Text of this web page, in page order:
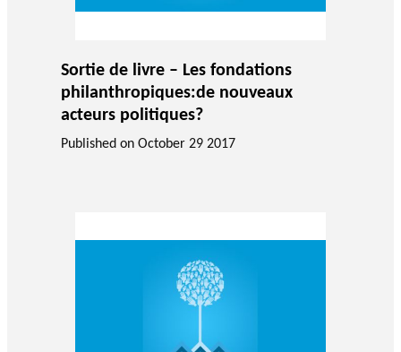
Sortie de livre – Les fondations
philanthropiques:de nouveaux
acteurs politiques?
Published on October 29 2017